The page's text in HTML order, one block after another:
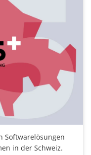
Softwarelösungen
in der Schweiz.